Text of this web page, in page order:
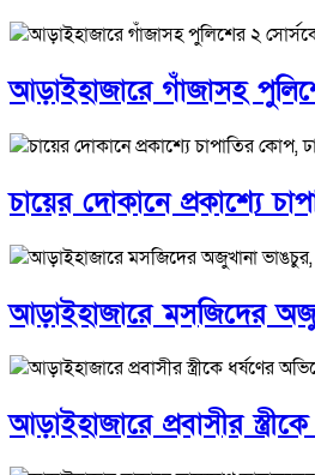
আড়াইহাজারে গাঁজাসহ
চায়ের দোকানে প্রকাশ্যে
আড়াইহাজারে মস‌জি‌দের
আড়াইহাজারে প্রবাসীর